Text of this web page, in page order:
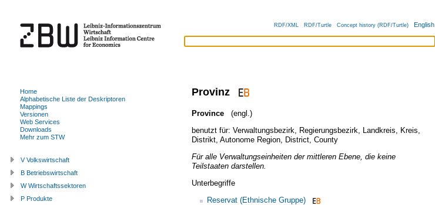
RDF/XML RDF/Turtle Concept history (RDF/Turtle) English
Provinz
Province
(engl.)
benutzt für: Verwaltungsbezirk Regierungsbezirk Landkreis Kreis
Distrikt, Autonome Region, District, County
Für alle Verwaltungseinheiten der mittleren Ebene, die keine
Teilstaaten darstellen.
Unterbegriffe
Reservat (Ethnische Gruppe)
Home
Alphabetische Liste der Deskriptoren
Mappings
Versionen
Web Services
Downloads
Mehr zum STW
V Volkswirtschaft
B Betriebswirtschaft
W Wirtschaftssektoren
P Produkte